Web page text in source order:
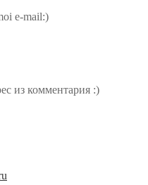
e-mail:)
из комментария :)